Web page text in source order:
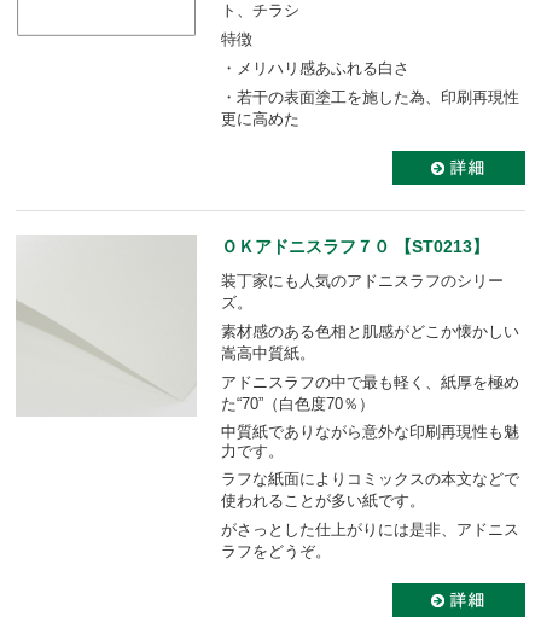
ト、チラシ
特徴
・メリハリ感あふれる白さ
・若干の表面塗工を施した為、印刷再現性
更に高めた
ＯＫアドニスラフ７０ 【ST0213】
装丁家にも人気のアドニスラフのシリー
ズ。
素材感のある色相と肌感がどこか懐かしい
嵩高中質紙。
アドニスラフの中で最も軽く、紙厚を極め
た“70”（白色度70％）
中質紙でありながら意外な印刷再現性も魅
力です。
ラフな紙面によりコミックスの本文などで
使われることが多い紙です。
がさっとした仕上がりには是非、アドニス
ラフをどうぞ。